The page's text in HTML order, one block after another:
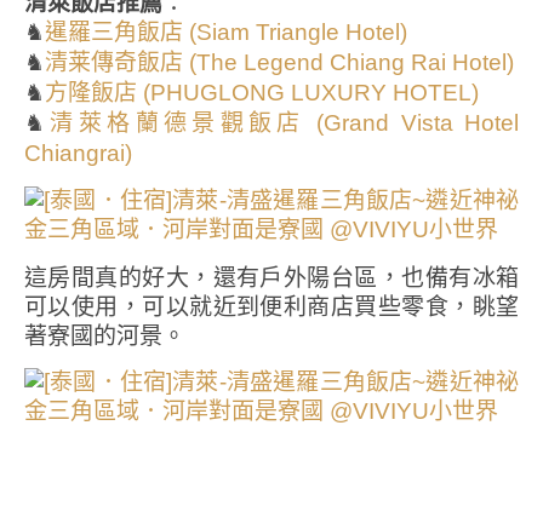
♞暹羅三角飯店 (Siam Triangle Hotel)
♞清莱傳奇飯店 (The Legend Chiang Rai Hotel)
♞方隆飯店 (PHUGLONG LUXURY HOTEL)
♞ 清萊格蘭德景觀飯店 (Grand Vista Hotel
Chiangrai)
這房間真的好大，還有戶外陽台區，也備有冰箱
可以使用，可以就近到便利商店買些零食，眺望
著寮國的河景。